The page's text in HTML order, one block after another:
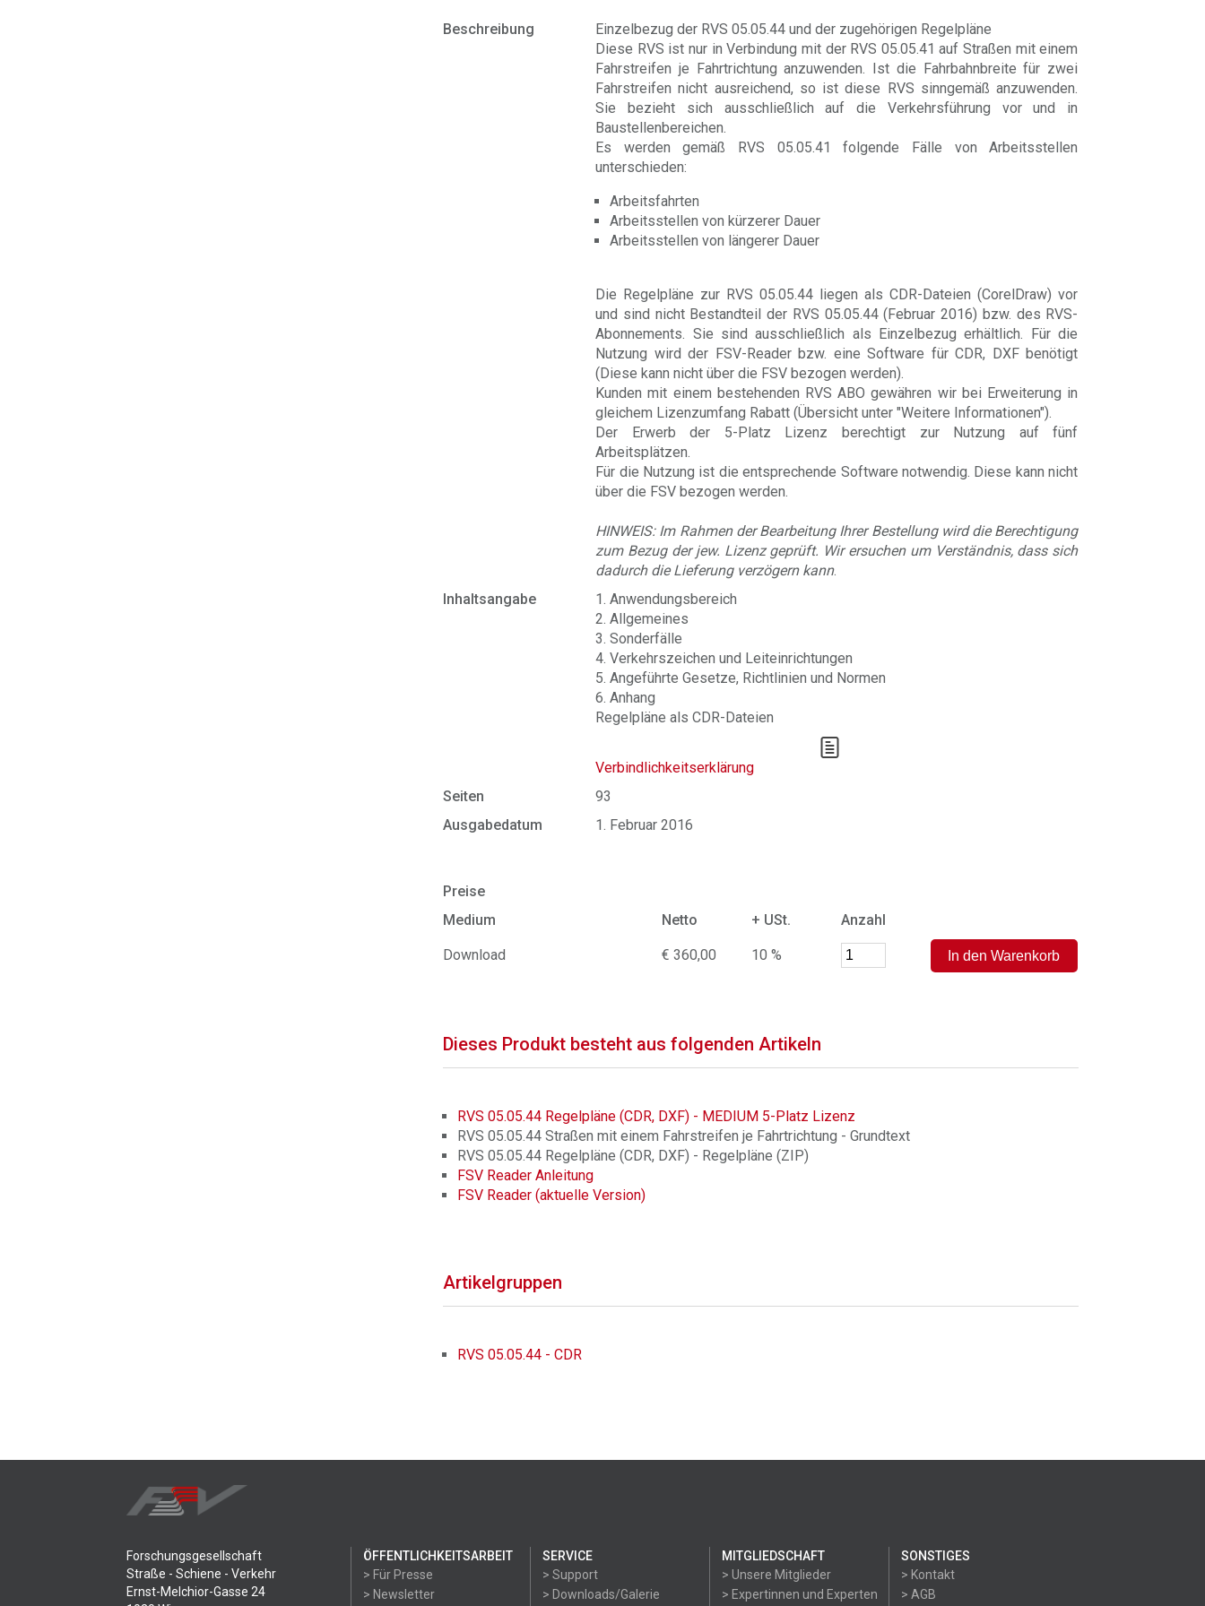
Beschreibung
Einzelbezug der RVS 05.05.44 und der zugehörigen Regelpläne
Diese RVS ist nur in Verbindung mit der RVS 05.05.41 auf Straßen mit einem
Fahrstreifen je Fahrtrichtung anzuwenden. Ist die Fahrbahnbreite für zwei
Fahrstreifen nicht ausreichend, so ist diese RVS sinngemäß anzuwenden.
Sie bezieht sich ausschließlich auf die Verkehrsführung vor und in
Baustellenbereichen.
Es werden gemäß RVS 05.05.41 folgende Fälle von Arbeitsstellen
unterschieden:
Arbeitsfahrten
Arbeitsstellen von kürzerer Dauer
Arbeitsstellen von längerer Dauer
Die Regelpläne zur RVS 05.05.44 liegen als CDR-Dateien (CorelDraw) vor
und sind nicht Bestandteil der RVS 05.05.44 (Februar 2016) bzw. des RVS-
Abonnements. Sie sind ausschließlich als Einzelbezug erhältlich. Für die
Nutzung wird der FSV-Reader bzw. eine Software für CDR, DXF benötigt
(Diese kann nicht über die FSV bezogen werden).
Kunden mit einem bestehenden RVS ABO gewähren wir bei Erweiterung in
gleichem Lizenzumfang Rabatt (Übersicht unter "Weitere Informationen").
Der Erwerb der 5-Platz Lizenz berechtigt zur Nutzung auf fünf
Arbeitsplätzen.
Für die Nutzung ist die entsprechende Software notwendig. Diese kann nicht
über die FSV bezogen werden.
HINWEIS: Im Rahmen der Bearbeitung Ihrer Bestellung wird die Berechtigung
zum Bezug der jew. Lizenz geprüft. Wir ersuchen um Verständnis, dass sich
dadurch die Lieferung verzögern kann.
Inhaltsangabe
1. Anwendungsbereich
2. Allgemeines
3. Sonderfälle
4. Verkehrszeichen und Leiteinrichtungen
5. Angeführte Gesetze, Richtlinien und Normen
6. Anhang
Regelpläne als CDR-Dateien
Verbindlichkeitserklärung
Seiten
93
Ausgabedatum
1. Februar 2016
Preise
Medium
Netto + USt. Anzahl
Download € 360,00 10 %
Dieses Produkt besteht aus folgenden Artikeln
RVS 05.05.44 Regelpläne (CDR, DXF) - MEDIUM 5-Platz Lizenz
RVS 05.05.44 Straßen mit einem Fahrstreifen je Fahrtrichtung - Grundtext
RVS 05.05.44 Regelpläne (CDR, DXF) - Regelpläne (ZIP)
FSV Reader Anleitung
FSV Reader (aktuelle Version)
Artikelgruppen
RVS 05.05.44 - CDR
Forschungsgesellschaft
Straße - Schiene - Verkehr
Ernst-Melchior-Gasse 24
ÖFFENTLICHKEITSARBEIT
> Für Presse
> Newsletter
SERVICE
> Support
> Downloads/Galerie
MITGLIEDSCHAFT
> Unsere Mitglieder
> Expertinnen und Experten
SONSTIGES
> Kontakt
> AGB